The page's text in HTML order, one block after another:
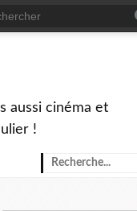
aussi cinéma et
!